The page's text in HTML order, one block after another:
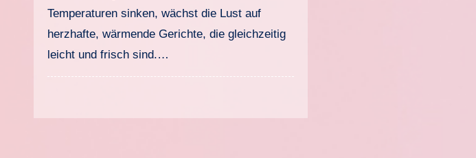
Temperaturen sinken, wächst die Lust auf
herzhafte, wärmende Gerichte, die gleichzeitig
leicht und frisch sind.…